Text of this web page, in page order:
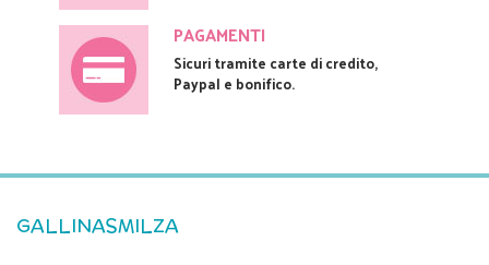
PAGAMENTI
Sicuri tramite carte di credito,
Paypal e bonifico.
GALLINASMILZA